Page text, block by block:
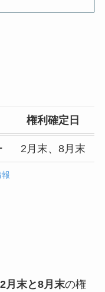
権利確定日
2月末、8月末
2月末と8月末の権